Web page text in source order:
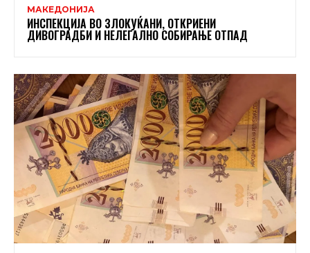
МАКЕДОНИЈА
ИНСПЕКЦИЈА ВО ЗЛОКУЌАНИ, ОТКРИЕНИ
ДИВОГРАДБИ И НЕЛЕГАЛНО СОБИРАЊЕ ОТПАД